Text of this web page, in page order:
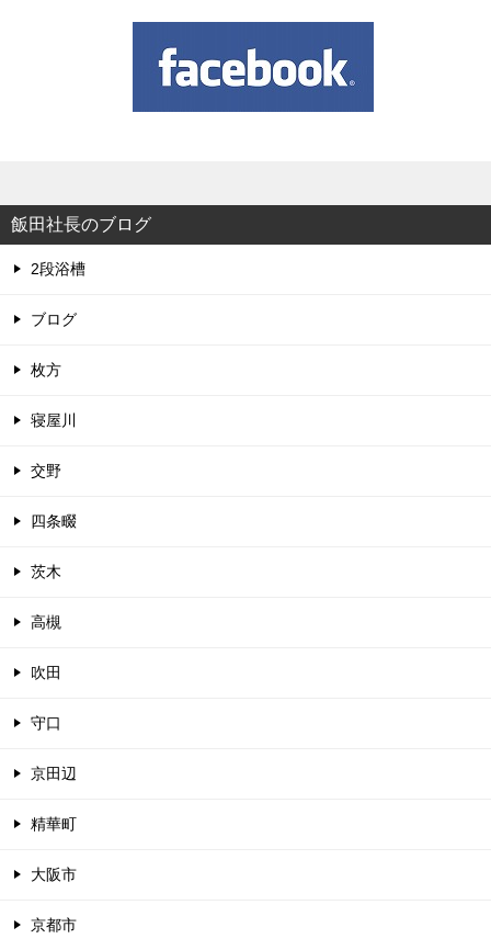
飯田社長のブログ
2段浴槽
ブログ
枚方
寝屋川
交野
四条畷
茨木
高槻
吹田
守口
京田辺
精華町
大阪市
京都市